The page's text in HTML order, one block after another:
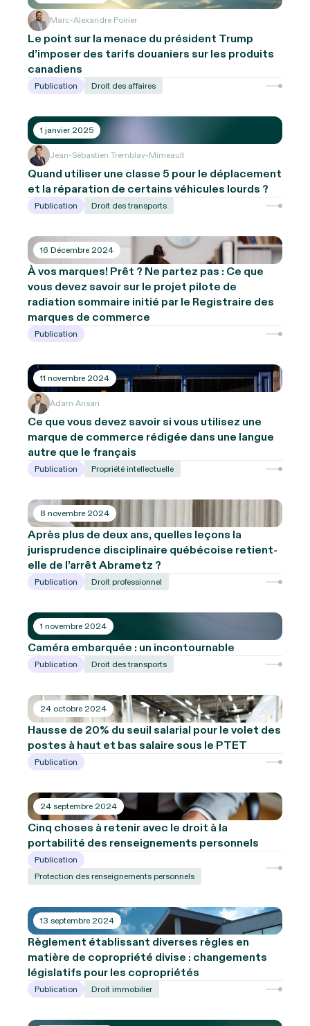
Marc-Alexandre Poirier
Le point sur la menace du président Trump
d’imposer des tarifs douaniers sur les produits
canadiens
Publication Droit des affaires
1 janvier 2025
Jean-Sébastien Tremblay-Mimeault
Quand utiliser une classe 5 pour le déplacement
et la réparation de certains véhicules lourds ?
Publication Droit des transports
16 Décembre 2024
À vos marques! Prêt ? Ne partez pas : Ce que
vous devez savoir sur le projet pilote de
radiation sommaire initié par le Registraire des
marques de commerce
Publication
11 novembre 2024
Adam Ansari
Ce que vous devez savoir si vous utilisez une
marque de commerce rédigée dans une langue
autre que le français
Publication Propriété intellectuelle
8 novembre 2024
Après plus de deux ans, quelles leçons la
jurisprudence disciplinaire québécoise retient-
elle de l’arrêt Abrametz ?
Publication Droit professionnel
1 novembre 2024
Caméra embarquée : un incontournable
Publication Droit des transports
24 octobre 2024
Hausse de 20% du seuil salarial pour le volet des
postes à haut et bas salaire sous le PTET
Publication
24 septembre 2024
Cinq choses à retenir avec le droit à la
portabilité des renseignements personnels
Publication
Protection des renseignements personnels
13 septembre 2024
Règlement établissant diverses règles en
matière de copropriété divise : changements
législatifs pour les copropriétés
Publication Droit immobilier